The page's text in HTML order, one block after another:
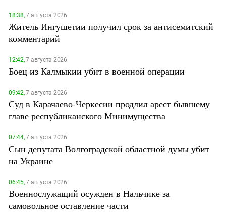
18:38,7 августа 2026
Житель Ингушетии получил срок за антисемитский
комментарий
12:42,7 августа 2026
Боец из Калмыкии убит в военной операции
09:42,7 августа 2026
Суд в Карачаево-Черкесии продлил арест бывшему
главе республиканского Минимущества
07:44,7 августа 2026
Сын депутата Волгоградской областной думы убит
на Украине
06:45,7 августа 2026
Военнослужащий осужден в Нальчике за
самовольное оставление части